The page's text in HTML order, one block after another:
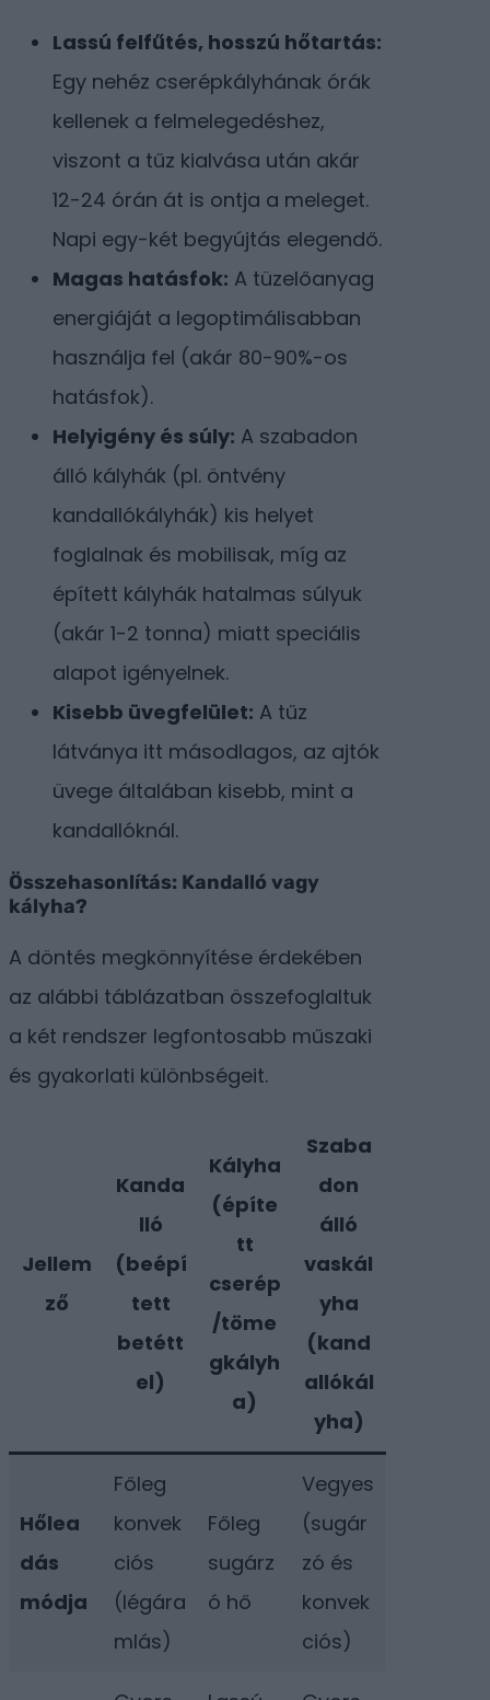
Lassú felfűtés, hosszú hőtartás:
Egy nehéz cserépkályhának órák
kellenek a felmelegedéshez,
viszont a tűz kialvása után akár
12-24 órán át is ontja a meleget.
Napi egy-két begyújtás elegendő.
Magas hatásfok: A tüzelőanyag
energiáját a legoptimálisabban
használja fel (akár 80-90%-os
hatásfok).
Helyigény és súly: A szabadon
álló kályhák (pl. öntvény
kandallókályhák) kis helyet
foglalnak és mobilisak, míg az
épített kályhák hatalmas súlyuk
(akár 1-2 tonna) miatt speciális
alapot igényelnek.
Kisebb üvegfelület: A tűz
látványa itt másodlagos, az ajtók
üvege általában kisebb, mint a
kandallóknál.
Összehasonlítás: Kandalló vagy
kályha?
A döntés megkönnyítése érdekében
az alábbi táblázatban összefoglaltuk
a két rendszer legfontosabb műszaki
és gyakorlati különbségeit.
Jellem
ző
Kanda
lló
(beépí
tett
betétt
el)
Kályha
(építe
tt
cserép
/töme
gkályh
a)
Szaba
don
álló
vaskál
yha
(kand
allókál
yha)
Hőlea
dás
módja
Főleg
konvek
ciós
(légára
mlás)
Főleg
sugárz
ó hő
Vegyes
(sugár
zó és
konvek
ciós)